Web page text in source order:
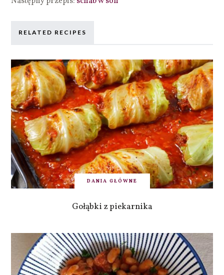
RELATED RECIPES
DANIA GŁÓWNE
Gołąbki z piekarnika